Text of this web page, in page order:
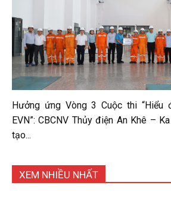
Hưởng ứng Vòng 3 Cuộc thi “Hiểu
EVN”: CBCNV Thủy điện An Khê –
tạo...
XEM NHIỀU NHẤT